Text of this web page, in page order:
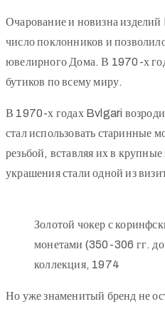
Очарование и новизна
число поклонников и
ювелирного Дома. В 1970-х
бутиков по всему миру.
В 1970-х годах Bvlgari
стал использовать старинные
резьбой, вставляя их в
украшения стали одной из
Золотой чокер с
монетами (350-306 гг. до
коллекция, 1974
Но уже знаменитый бренд не